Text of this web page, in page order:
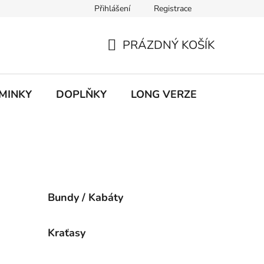
ochrany osobních údajůPřihlášení Registrace
KOŠÍK
PRÁZDNÝ KOŠÍK
DOPLŇKY LONG VERZE
Bundy / Kabáty
Kraťasy